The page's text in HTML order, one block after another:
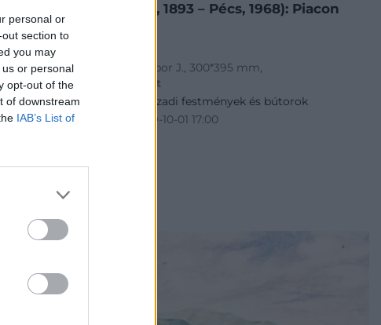
personal or
section to
you may
or personal
opt-out of the
of downstream
IAB’s List of
Gábor Jenő (Pécs, 1893 – Pécs, 1968): Piacon
akvarell, papír, j.j.l.: Gábor J., 300*395 mm,
Kikiáltási ár:
Ft
Aukció:245. 19–20. századi festmények és bútorok
Aukció időpontja: 2019-10-01 17:00